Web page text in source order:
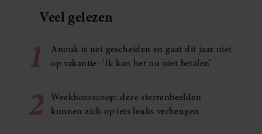
Veel gelezen
1
Anouk is net gescheiden en gaat dit jaar niet
op vakantie: ‘Ik kan het nu niet betalen’
2
Weekhoroscoop: deze sterrenbeelden
kunnen zich op iets leuks verheugen